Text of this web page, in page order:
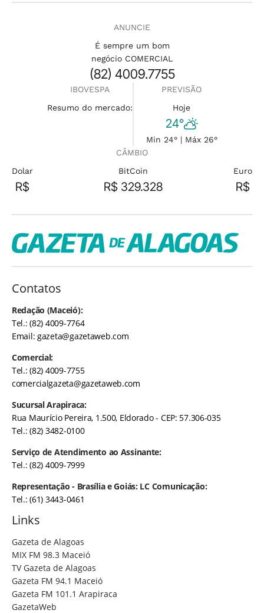
ANUNCIE
É sempre um bom
negócio COMERCIAL
(82) 4009.7755
IBOVESPA
Resumo do mercado:
PREVISÃO
Hoje
24°
Min 24° | Máx 26°
CÂMBIO
Dolar
R$
BitCoin
R$ 329.328
Euro
R$
Contatos
Redação (Maceió):
Tel.: (82) 4009-7764
Email:gazeta@gazetaweb.com
Comercial:
Tel.: (82) 4009-7755
comercialgazeta@gazetaweb.com
Sucursal Arapiraca:
Rua Maurício Pereira, 1.500, Eldorado - CEP: 57.306-035
Tel.: (82) 3482-0100
Serviço de Atendimento ao Assinante:
Tel.: (82) 4009-7999
Representação - Brasília e Goiás: LC Comunicação:
Tel.: (61) 3443-0461
Links
Gazeta de Alagoas
MIX FM 98.3 Maceió
TV Gazeta de Alagoas
Gazeta FM 94.1 Maceió
Gazeta FM 101.1 Arapiraca
GazetaWeb